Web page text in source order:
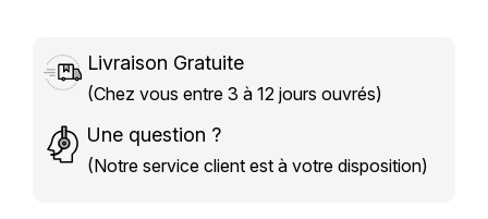
Livraison Gratuite
(Chez vous entre 3 à 12 jours ouvrés)
Une question ?
(Notre service client est à votre disposition)